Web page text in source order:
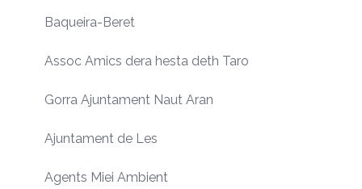
Baqueira-Beret
Assoc Amics dera hesta deth Taro
Gorra Ajuntament Naut Aran
Ajuntament de Les
Agents Miei Ambient